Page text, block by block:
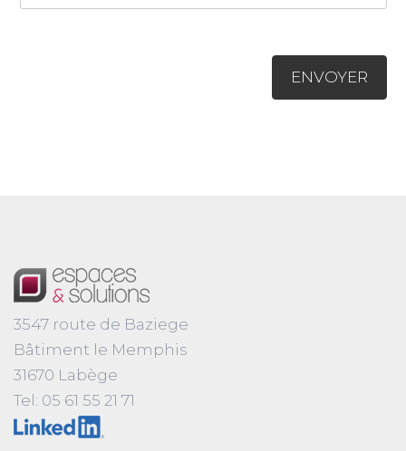
3547 route de Baziege
Bâtiment le Memphis
31670 Labège
Tel: 05 61 55 21 71